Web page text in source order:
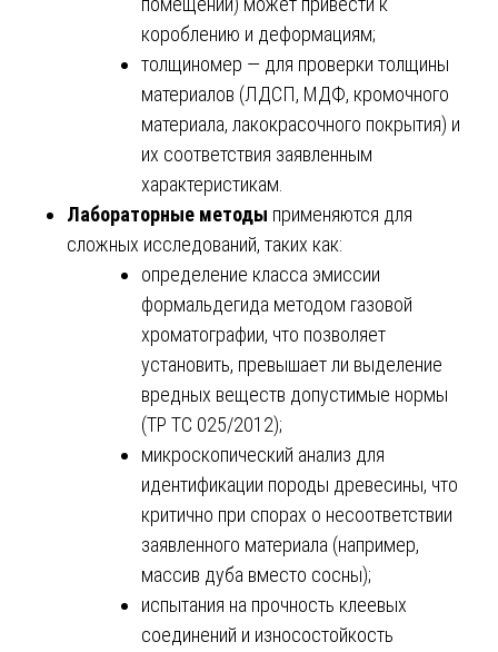
короблению и деформациям;
толщиномер — для проверки толщины
материалов (ЛДСП, МДФ, кромочного
материала, лакокрасочного покрытия) и
их соответствия заявленным
характеристикам.
Лабораторные методы применяются для
сложных исследований, таких как:
определение класса эмиссии
формальдегида методом газовой
хроматографии, что позволяет
установить, превышает ли выделение
вредных веществ допустимые нормы
(ТР ТС 025/2012);
микроскопический анализ для
идентификации породы древесины, что
критично при спорах о несоответствии
заявленного материала (например,
массив дуба вместо сосны);
испытания на прочность клеевых
соединений и износостойкость